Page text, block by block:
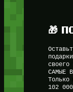
🎁
своего
САМЫЕ
Только
102